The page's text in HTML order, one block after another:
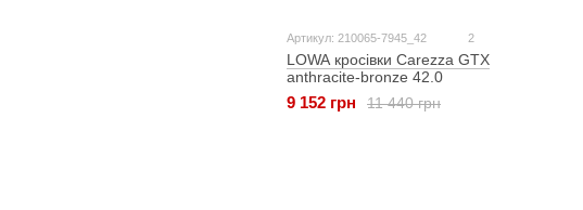
Артикул: 210065-7945_42 2
LOWA кросівки Carezza GTX
anthracite-bronze 42.0
11 440 грн
9 152 грн